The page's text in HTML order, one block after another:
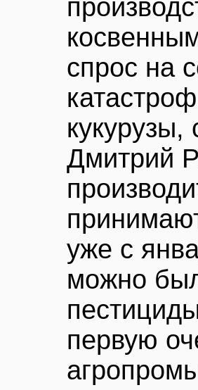
спрос на
Дмитрий
уже с
можно
первую